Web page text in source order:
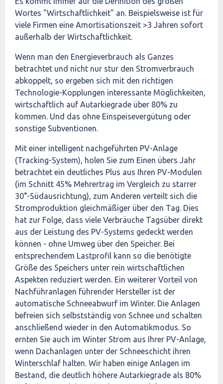
Wortes "Wirtschaftlichkeit" an. Beispielsweise ist für
viele Firmen eine Amortisationszeit >3 Jahren sofort
außerhalb der Wirtschaftlichkeit.
Wenn man den Energieverbrauch als Ganzes
betrachtet und nicht nur stur den Stromverbrauch
abkoppelt, so ergeben sich mit den richtigen
Technologie-Kopplungen interessante Möglichkeiten,
wirtschaftlich auf Autarkiegrade über 80% zu
kommen. Und das ohne Einspeisevergütung oder
sonstige Subventionen.
Mit einer intelligent nachgeführten PV-Anlage
(Tracking-System), holen Sie zum Einen übers Jahr
betrachtet ein deutliches Plus aus Ihren PV-Modulen
(im Schnitt 45% Mehrertrag im Vergleich zu starrer
30°-Südausrichtung), zum Anderen verteilt sich die
Stromproduktion gleichmäßiger über den Tag. Dies
hat zur Folge, dass viele Verbräuche Tagsüber direkt
aus der Leistung des PV-Systems gedeckt werden
können - ohne Umweg über den Speicher. Bei
entsprechendem Lastprofil kann so die benötigte
Größe des Speichers unter rein wirtschaftlichen
Aspekten reduziert werden. Ein weiterer Vorteil von
Nachführanlagen führender Hersteller ist der
automatische Schneeabwurf im Winter. Die Anlagen
befreien sich selbstständig von Schnee und schalten
anschließend wieder in den Automatikmodus. So
ernten Sie auch im Winter Strom aus Ihrer PV-Anlage,
wenn Dachanlagen unter der Schneeschicht ihren
Winterschlaf halten. Wir haben einige Anlagen im
Bestand, die deutlich höhere Autarkiegrade als 80%